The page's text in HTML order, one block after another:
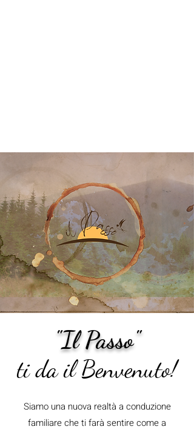
"Il Passo"
ti da il Benvenuto!
Siamo una nuova realtà a conduzione
familiare che ti farà sentire come a